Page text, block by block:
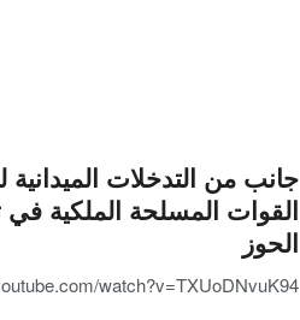
جانب من التدخلات
القوات المسلحة الملكية في
الحوز
watch?v=TXUoDNvuK94